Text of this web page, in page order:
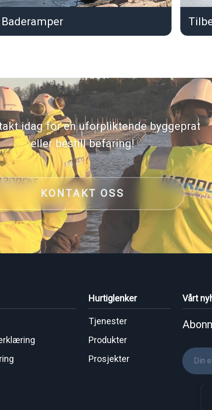
Baderamper
idag for en uforpliktende byggeprat
eller bestill befaring!
KONTAKT OSS
Hurtiglenker
Tjenester
Produkter
Prosjekter
Vårt